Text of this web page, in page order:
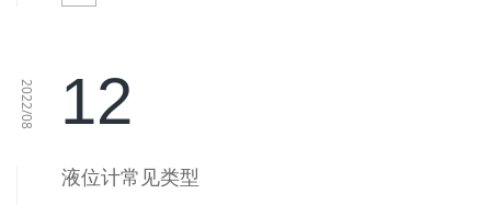
2022/08 12
液位计常见类型